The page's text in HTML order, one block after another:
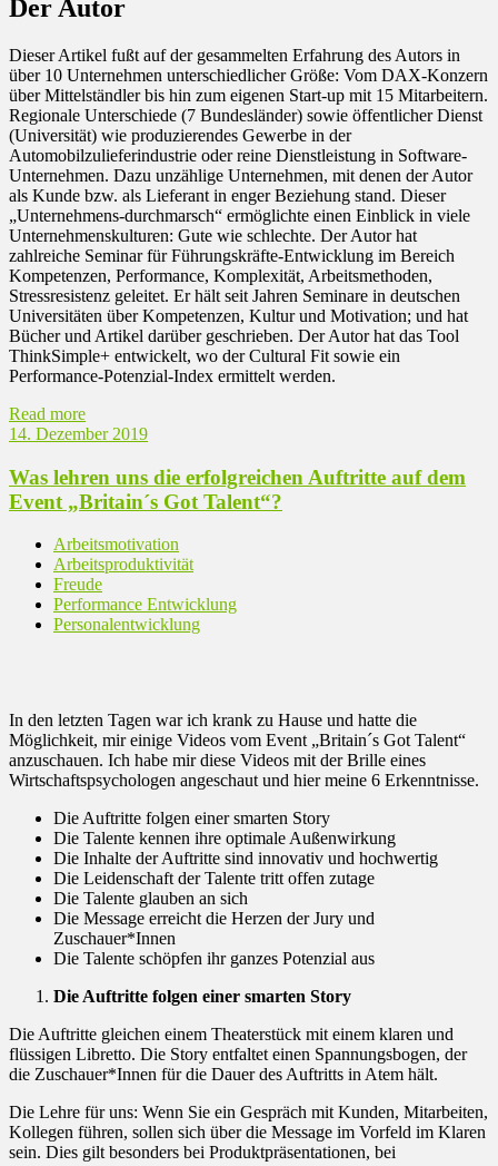
Der Autor
Dieser Artikel fußt auf der gesammelten Erfahrung des Autors in
über 10 Unternehmen unterschiedlicher Größe: Vom DAX-Konzern
über Mittelständler bis hin zum eigenen Start-up mit 15 Mitarbeitern.
Regionale Unterschiede (7 Bundesländer) sowie öffentlicher Dienst
(Universität) wie produzierendes Gewerbe in der
Automobilzulieferindustrie oder reine Dienstleistung in Software-
Unternehmen. Dazu unzählige Unternehmen, mit denen der Autor
als Kunde bzw. als Lieferant in enger Beziehung stand. Dieser
„Unternehmens-durchmarsch“ ermöglichte einen Einblick in viele
Unternehmenskulturen: Gute wie schlechte. Der Autor hat
zahlreiche Seminar für Führungskräfte-Entwicklung im Bereich
Kompetenzen, Performance, Komplexität, Arbeitsmethoden,
Stressresistenz geleitet. Er hält seit Jahren Seminare in deutschen
Universitäten über Kompetenzen, Kultur und Motivation; und hat
Bücher und Artikel darüber geschrieben. Der Autor hat das Tool
ThinkSimple+ entwickelt, wo der Cultural Fit sowie ein
Performance-Potenzial-Index ermittelt werden.
Read more
14. Dezember 2019
Was lehren uns die erfolgreichen Auftritte auf dem
Event „Britain´s Got Talent“?
Arbeitsmotivation
Arbeitsproduktivität
Freude
Performance Entwicklung
Personalentwicklung
In den letzten Tagen war ich krank zu Hause und hatte die
Möglichkeit, mir einige Videos vom Event „Britain´s Got Talent“
anzuschauen. Ich habe mir diese Videos mit der Brille eines
Wirtschaftspsychologen angeschaut und hier meine 6 Erkenntnisse.
Die Auftritte folgen einer smarten Story
Die Talente kennen ihre optimale Außenwirkung
Die Inhalte der Auftritte sind innovativ und hochwertig
Die Leidenschaft der Talente tritt offen zutage
Die Talente glauben an sich
Die Message erreicht die Herzen der Jury und
Zuschauer*Innen
Die Talente schöpfen ihr ganzes Potenzial aus
Die Auftritte folgen einer smarten Story
Die Auftritte gleichen einem Theaterstück mit einem klaren und
flüssigen Libretto. Die Story entfaltet einen Spannungsbogen, der
die Zuschauer*Innen für die Dauer des Auftritts in Atem hält.
Die Lehre für uns: Wenn Sie ein Gespräch mit Kunden, Mitarbeiten,
Kollegen führen, sollen sich über die Message im Vorfeld im Klaren
sein. Dies gilt besonders bei Produktpräsentationen, bei